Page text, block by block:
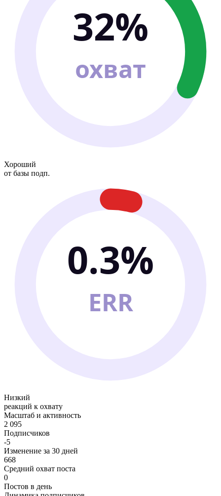
32%
охват
Хороший
от базы подп.
0.3%
ERR
Низкий
реакций к охвату
Масштаб и активность
2 095
Подписчиков
-5
Изменение за 30 дней
668
Средний охват поста
0
Постов в день